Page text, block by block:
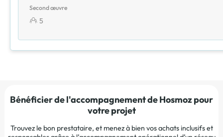
Second œuvre
5
Bénéficier de l'accompagnement de Hosmoz pour
votre projet
Trouvez le bon prestataire, et menez à bien vos achats inclusifs et